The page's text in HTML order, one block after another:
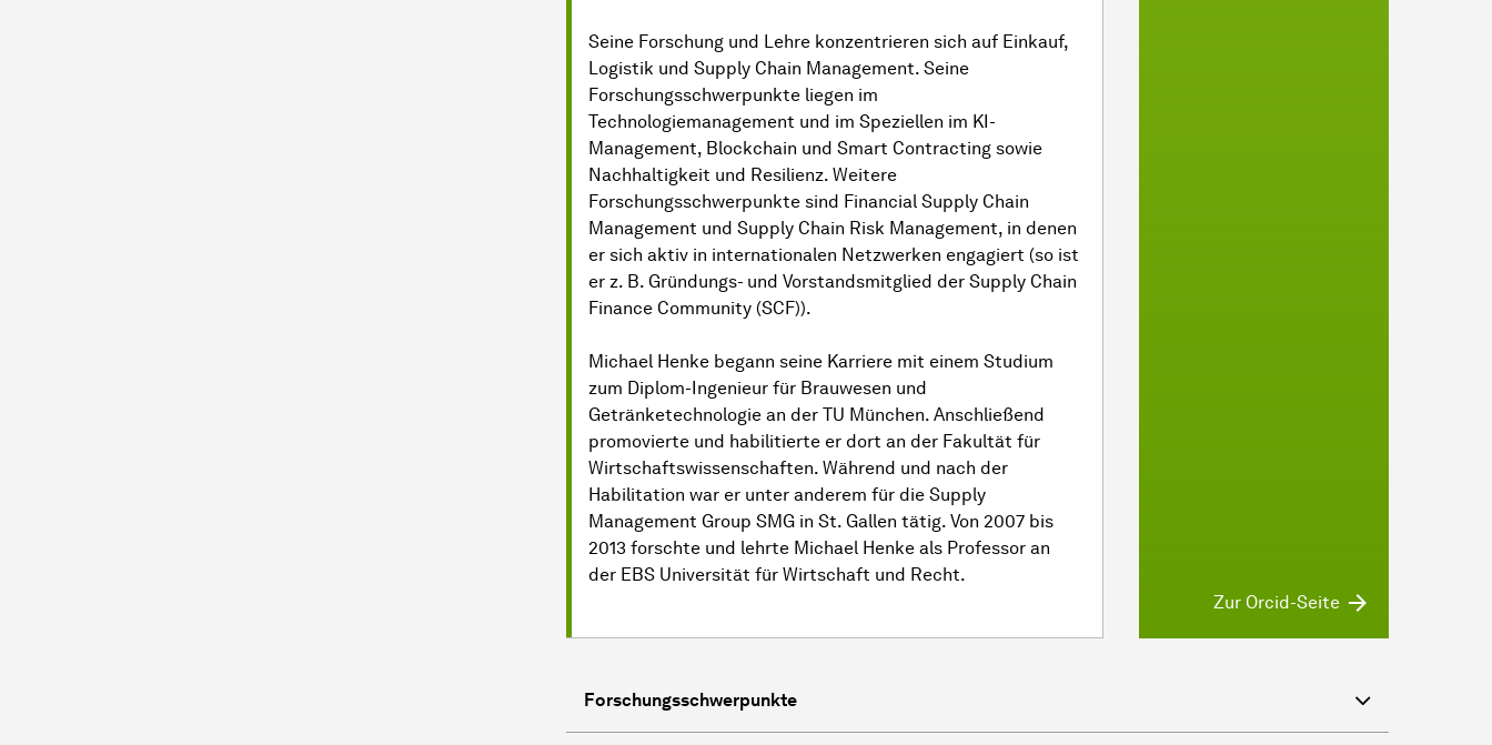
Seine Forschung und Lehre konzentrieren sich auf Einkauf,
Logistik und Supply Chain Management. Seine
Forschungsschwerpunkte liegen im
Technologiemanagement und im Speziellen im KI-
Management, Blockchain und Smart Contracting sowie
Nachhaltigkeit und Resilienz. Weitere
Forschungsschwerpunkte sind Financial Supply Chain
Management und Supply Chain Risk Management, in denen
er sich aktiv in internationalen Netzwerken engagiert (so ist
er z. B. Gründungs- und Vorstandsmitglied der Supply Chain
Finance Community (SCF)).
Michael Henke begann seine Karriere mit einem Studium
zum Diplom-Ingenieur für Brauwesen und
Getränketechnologie an der TU München. Anschließend
promovierte und habilitierte er dort an der Fakultät für
Wirtschaftswissenschaften. Während und nach der
Habilitation war er unter anderem für die Supply
Management Group SMG in St. Gallen tätig. Von 2007 bis
2013 forschte und lehrte Michael Henke als Professor an
der EBS Universität für Wirtschaft und Recht.
Zur Orcid-Seite
Forschungsschwerpunkte